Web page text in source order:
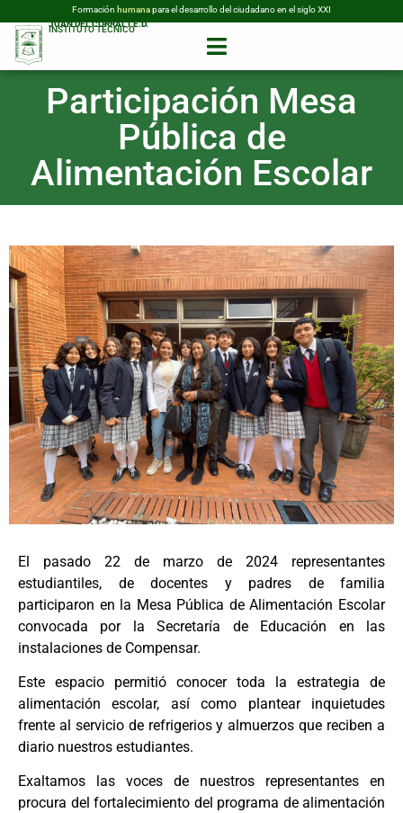
Formación humanapara el desarrollo del ciudadano en el siglo XXI
INSTITUTO TÉCNICO
JUAN DEL CORRAL I.E.D.
Participación Mesa
Pública de
Alimentación Escolar
El pasado 22 de marzo de 2024 representantes
estudiantiles, de docentes y padres de familia
participaron en la Mesa Pública de Alimentación Escolar
convocada por la Secretaría de Educación en las
instalaciones de Compensar.
Este espacio permitió conocer toda la estrategia de
alimentación escolar, así como plantear inquietudes
frente al servicio de refrigerios y almuerzos que reciben a
diario nuestros estudiantes.
Exaltamos las voces de nuestros representantes en
procura del fortalecimiento del programa de alimentación